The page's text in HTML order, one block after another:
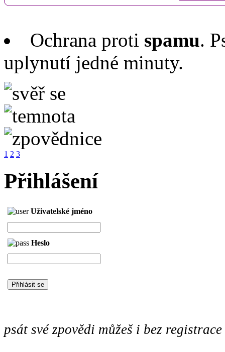
Ochrana proti spamu.
uplynutí jedné minuty.
1 2 3
Přihlášení
Uživatelské jméno
Heslo
psát své zpovědi můžeš i bez registrace